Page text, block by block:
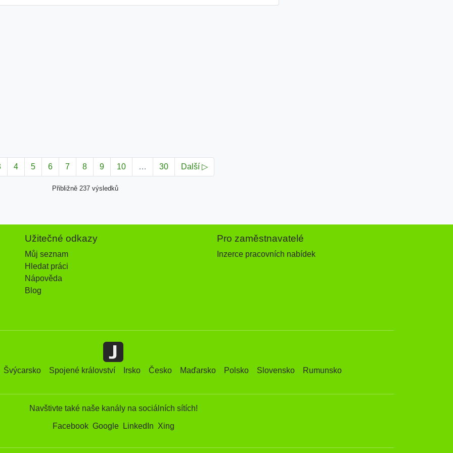
4 5 6 7 8 9 10 … 30 Další ▷
Přibližně 237 výsledků
Užitečné odkazy
Můj seznam
Hledat práci
Nápověda
Blog
Pro zaměstnavatelé
Inzerce pracovních nabídek
Švýcarsko Spojené království Irsko Česko Maďarsko Polsko Slovensko Rumunsko
Navštivte také naše kanály na sociálních sítích!
Facebook Google LinkedIn Xing